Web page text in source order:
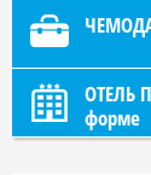
ОТЕЛЬ
форме